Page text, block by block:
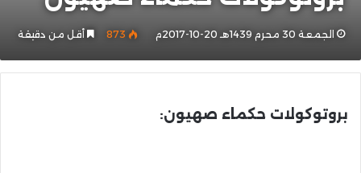
الجمعة 30 محرم 1439هـ 20-10-2017م 873 أقل من دقيقة
بروتوكولات حكماء صهيون: